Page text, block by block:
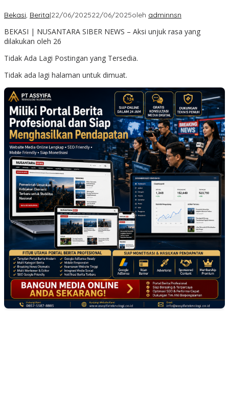
Bekasi, Berita|22/06/202522/06/2025oleh adminnsn
BEKASI | NUSANTARA SIBER NEWS – Aksi unjuk rasa yang
dilakukan oleh 26
Tidak Ada Lagi Postingan yang Tersedia.
Tidak ada lagi halaman untuk dimuat.